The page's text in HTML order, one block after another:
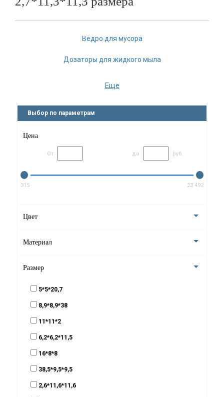
Ведро для мусора
Дозаторы для жидкого мыла
Ёмкость для ватных дисков
Мыльницы
Контейнеры для хранения в ванной комнате
Еще
Выбор по параметрам
Цена
От до руб.
315 23 492
Цвет
Материал
Размер
5*5*20,7
8,9*8,9*38
11*11*2
6,2*6,2*11,5
16*8*8
38,5*9,5*9,5
2,6*11,6*11,6